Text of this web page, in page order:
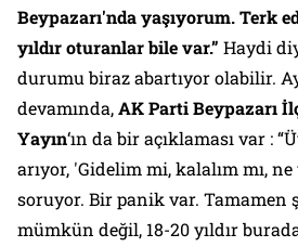
Beypazarı'nda yaşıyorum. Terk
yıldır oturanlar bile var.” Haydi
durumu biraz abartıyor olabilir.
devamında,AK Parti Beypazarı
Yayın‘ın da bir açıklaması var :
arıyor, 'Gidelim mi, kalalım mı,
soruyor. Bir panik var. Tamamen
mümkün değil, 18-20 yıldır